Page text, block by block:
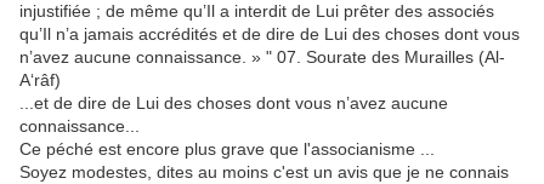
injustifiée ; de même qu’Il a interdit de Lui prêter des associés
qu’Il n’a jamais accrédités et de dire de Lui des choses dont vous
n’avez aucune connaissance. » " 07. Sourate des Murailles (Al-
A‘râf)
...et de dire de Lui des choses dont vous n’avez aucune
connaissance...
Ce péché est encore plus grave que l'associanisme ...
Soyez modestes, dites au moins c'est un avis que je ne connais